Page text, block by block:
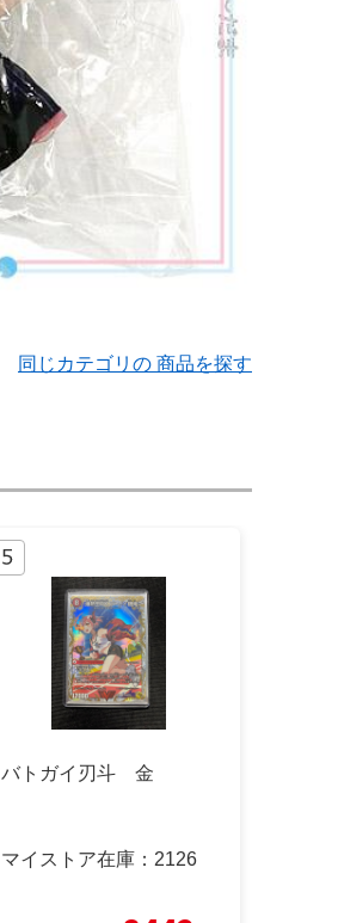
同じカテゴリの 商品を探す
バトガイ刃斗 金
マイストア在庫： 2126